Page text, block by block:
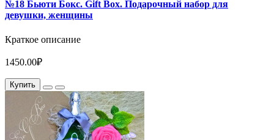
№18 Бьюти Бокс. Gift Box. Подарочный набор для
девушки, женщины
Краткое описание
1450.00₽
Купить